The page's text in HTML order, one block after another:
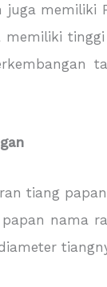
memiliki
tiang
papan nama